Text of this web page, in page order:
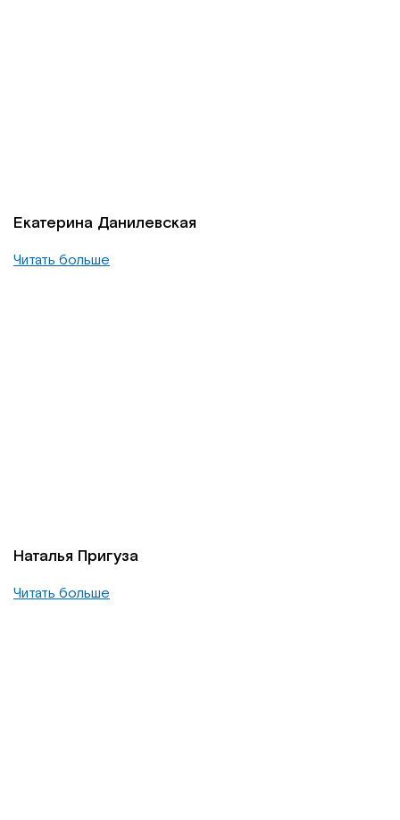
Екатерина Данилевская
Читать больше
Наталья Пригуза
Читать больше